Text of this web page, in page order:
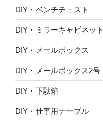
DIY・ベンチチェスト
DIY・ミラーキャビネット
DIY・メールボックス
DIY・メールボックス2号
DIY・下駄箱
DIY・仕事用テーブル